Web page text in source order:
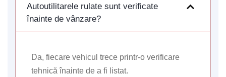
Autoutilitarele rulate sunt verificate
înainte de vânzare?
Da, fiecare vehicul trece printr-o verificare
tehnică înainte de a fi listat.
Start Chat